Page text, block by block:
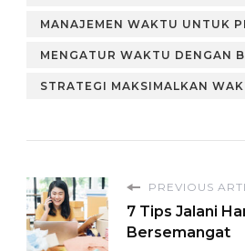
MANAJEMEN WAKTU UNTUK
MENGATUR WAKTU DENGAN
STRATEGI MAKSIMALKAN
PREVIOUS
7 Tips Jalani
Bersemangat